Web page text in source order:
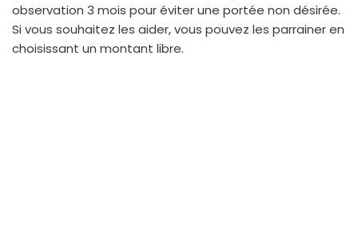
observation 3 mois pour éviter une portée non désirée.
Si vous souhaitez les aider, vous pouvez les parrainer en
choisissant un montant libre.